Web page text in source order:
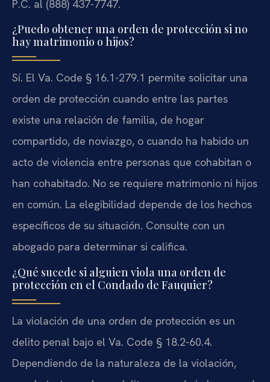
P.C. al (888) 437-7747.
¿Puedo obtener una orden de protección si no
hay matrimonio o hijos?
Sí. El Va. Code § 16.1-279.1 permite solicitar una
orden de protección cuando entre las partes
existe una relación de familia, de hogar
compartido, de noviazgo, o cuando ha habido un
acto de violencia entre personas que cohabitan o
han cohabitado. No se requiere matrimonio ni hijos
en común. La elegibilidad depende de los hechos
específicos de su situación. Consulte con un
abogado para determinar si califica.
¿Qué sucede si alguien viola una orden de
protección en el Condado de Fauquier?
La violación de una orden de protección es un
delito penal bajo el Va. Code § 18.2-60.4.
Dependiendo de la naturaleza de la violación,